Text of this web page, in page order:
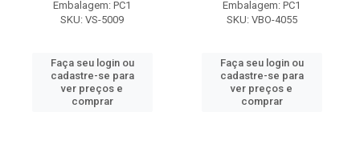
Embalagem: PC1
SKU: VS-5009
Faça seu login ou
cadastre-se para
ver preços e
comprar
Embalagem: PC1
SKU: VBO-4055
Faça seu login ou
cadastre-se para
ver preços e
comprar